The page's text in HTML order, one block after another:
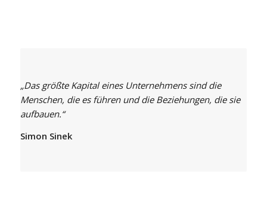
„Das größte Kapital eines Unternehmens sind die
Menschen, die es führen und die Beziehungen, die sie
aufbauen.“
Simon Sinek